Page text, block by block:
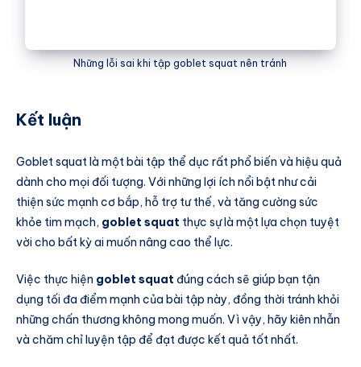
Những lỗi sai khi tập goblet squat nên tránh
Kết luận
Goblet squat là một bài tập thể dục rất phổ biến và hiệu quả
dành cho mọi đối tượng. Với những lợi ích nổi bật như cải
thiện sức mạnh cơ bắp, hỗ trợ tư thế, và tăng cường sức
khỏe tim mạch, goblet squat thực sự là một lựa chọn tuyệt
vời cho bất kỳ ai muốn nâng cao thể lực.
Việc thực hiện goblet squat đúng cách sẽ giúp bạn tận
dụng tối đa điểm mạnh của bài tập này, đồng thời tránh khỏi
những chấn thương không mong muốn. Vì vậy, hãy kiên nhẫn
và chăm chỉ luyện tập để đạt được kết quả tốt nhất.